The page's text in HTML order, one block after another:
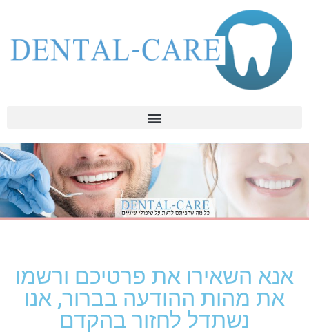
אנא השאירו את פרטיכם ורשמו
את מהות ההודעה בברור, אנו
נשתדל לחזור בהקדם